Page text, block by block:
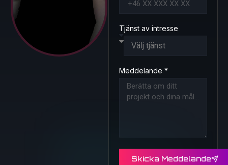
Tjänst av intresse
Meddelande *
Skicka Meddelande